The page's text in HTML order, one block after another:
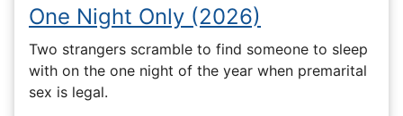
One Night Only (2026)
Two strangers scramble to find someone to sleep
with on the one night of the year when premarital
sex is legal.